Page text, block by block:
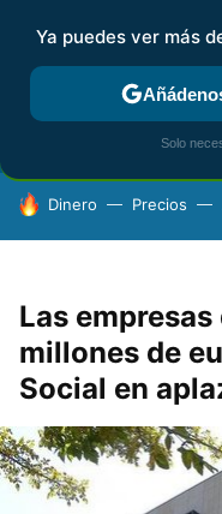
FISCALIDAD Y
HOY SE HABLA DE
Dinero Precios
Las
millones de
Social en
Ya puedes ver más
Solo